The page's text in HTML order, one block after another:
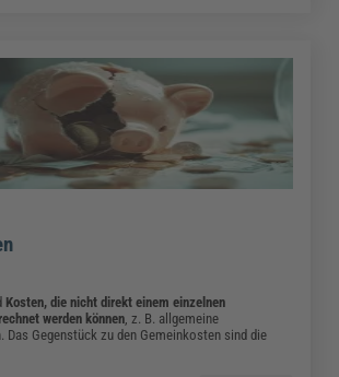
Kosten, die nicht direkt einem einzelnen
werden können, z. B. allgemeine
Das Gegenstück zu den Gemeinkosten sind die